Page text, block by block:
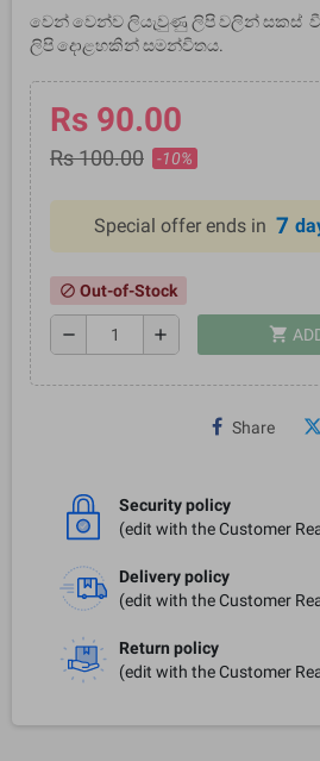
වෙන් වෙන්ව ලියැවුණු ලිපි වලින් සකස් වී
ලිපි දොළහකින් සමන්විතය.
Rs 90.00
Rs 100.00 -10%
Special offer ends in 7
block Out-of-Stock
remove add shopping_cart
Share
Security policy
(edit with the Customer
Delivery policy
(edit with the Customer
Return policy
(edit with the Customer